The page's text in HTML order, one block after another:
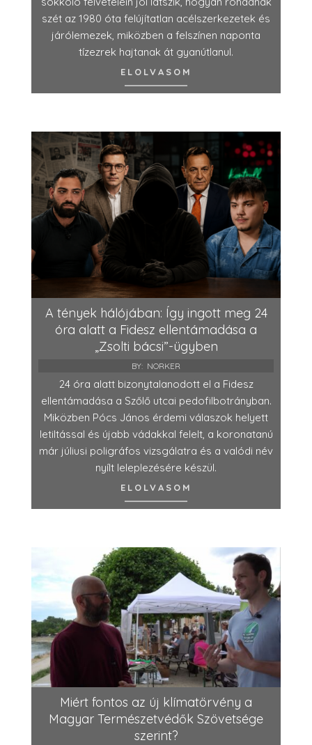
szét az 1980 óta felújítatlan acélszerkezetek és
járólemezek, miközben a felszínen naponta
tízezrek hajtanak át gyanútlanul.
ELOLVASOM
A tények hálójában: Így ingott meg 24
óra alatt a Fidesz ellentámadása a
„Zsolti bácsi”-ügyben
BY: NORKER
24 óra alatt bizonytalanodott el a Fidesz
ellentámadása a Szőlő utcai pedofilbotrányban.
Miközben Pócs János érdemi válaszok helyett
letiltással és újabb vádakkal felelt, a koronatanú
már júliusi poligráfos vizsgálatra és a valódi név
nyílt leleplezésére készül.
ELOLVASOM
Miért fontos az új klímatörvény a
Magyar Természetvédők Szövetsége
szerint?